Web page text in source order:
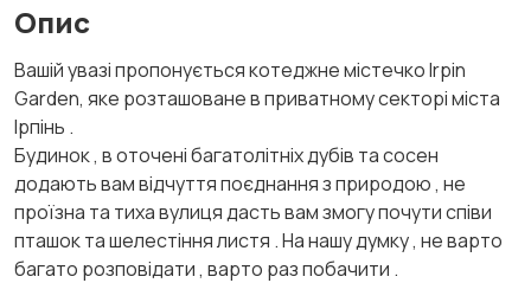
Опис
Вашій увазі пропонується котеджне містечко Irpin
Garden, яке розташоване в приватному секторі міста
Ірпінь .
Будинок , в оточені багатолітніх дубів та сосен
додають вам відчуття поєднання з природою , не
проїзна та тиха вулиця дасть вам змогу почути співи
пташок та шелестіння листя . На нашу думку , не варто
багато розповідати , варто раз побачити .